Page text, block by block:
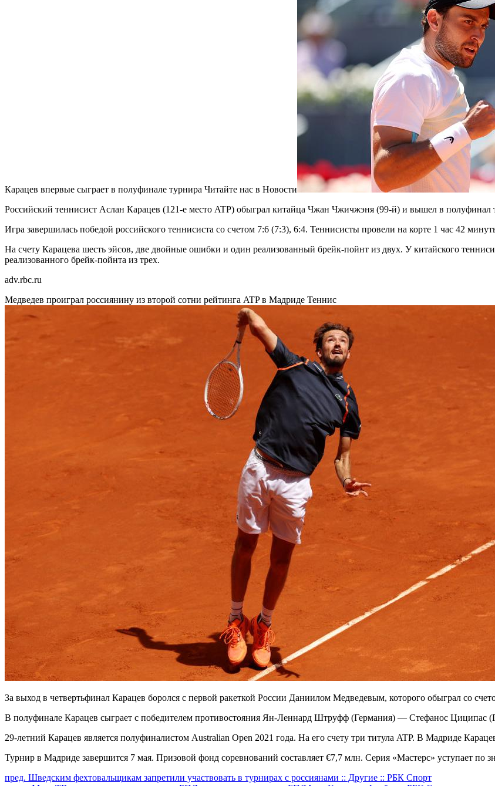
Карацев впервые сыграет в полуфинале турнира Читайте нас в Новости
Российский теннисист Аслан Карацев (121-е место ATP) обыграл китайца Чжан Чжичжэня (99-й) и вышел в
Игра завершилась победой российского теннисиста со счетом 7:6 (7:3), 6:4. Теннисисты провели на корте 1 час 42
На счету Карацева шесть эйсов, две двойные ошибки и один реализованный брейк-пойнт из двух. У китайского
реализованного брейк-пойнта из трех.
adv.rbc.ru
Медведев проиграл россиянину из второй сотни рейтинга ATP в Мадриде Теннис
За выход в четвертьфинал Карацев боролся с первой ракеткой России Даниилом Медведевым, которого обыграл со
В полуфинале Карацев сыграет с победителем противостояния Ян-Леннард Штруфф (Германия) — Стефанос Циципас
29-летний Карацев является полуфиналистом Australian Open 2021 года. На его счету три титула ATP. В Мадриде
Турнир в Мадриде завершится 7 мая. Призовой фонд соревнований составляет €7,7 млн. Серия «Мастерс» уступает
Продолжить
пред. Шведским фехтовальщикам запретили участвовать в турнирах с россиянами :: Другие :: РБК Спорт